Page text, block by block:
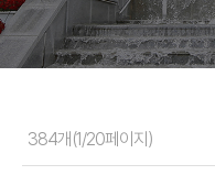
384개(1/20페이지)